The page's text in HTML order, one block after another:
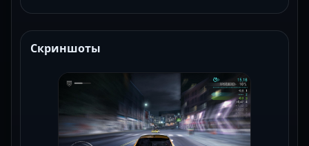
Скриншоты